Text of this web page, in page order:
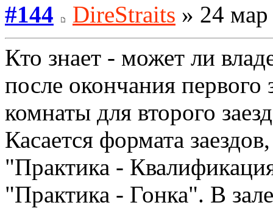
#144
DireStraits » 24
Кто знает - может ли
после окончания первого
комнаты для второго
Касается формата
"Практика -
"Практика - Гонка". В